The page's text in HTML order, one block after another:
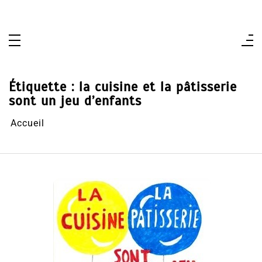
Étiquette : la cuisine et la pâtisserie
sont un jeu d’enfants
Accueil